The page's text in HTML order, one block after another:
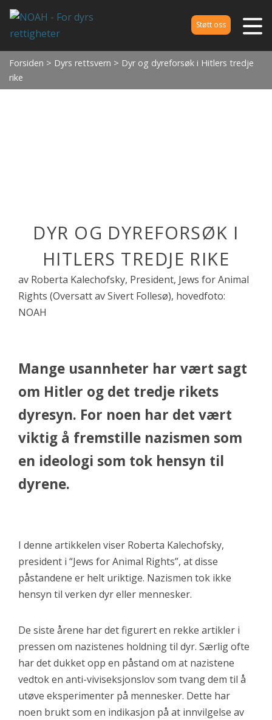
Støtt oss
Forsiden > Dyrs rettsvern > Dyr og dyreforsøk i Hitlers tredje
rike
DYR OG DYREFORSØK I
HITLERS TREDJE RIKE
av Roberta Kalechofsky, President, Jews for Animal
Rights (Oversatt av Sivert Follesø), hovedfoto:
NOAH
Mange usannheter har vært sagt
om Hitler og det tredje rikets
dyresyn. For noen har det vært
viktig å fremstille nazismen som
en ideologi som tok hensyn til
dyrene.
I denne artikkelen viser Roberta Kalechofsky,
president i “Jews for Animal Rights”, at disse
påstandene er helt uriktige. Nazismen tok ikke
hensyn til verken dyr eller mennesker.
De siste årene har det figurert en rekke artikler i
pressen om nazistenes holdning til dyr. Særlig ofte
har det dukket opp en påstand om at nazistene
vedtok en anti-viviseksjonslov som tvang dem til å
utøve eksperimenter på mennesker. Dette har
noen brukt som en indikasjon på at innvilgelse av